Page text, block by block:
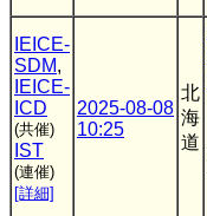
IEICE-
SDM,
IEICE-
ICD
(共催)
IST
(連催)
[詳細]
2025-08-08
10:25
北
海
道